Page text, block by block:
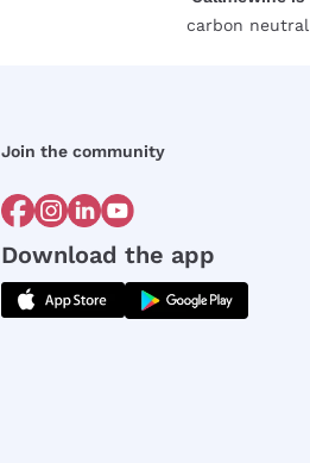
carbon neutral
Join the community
Download the app